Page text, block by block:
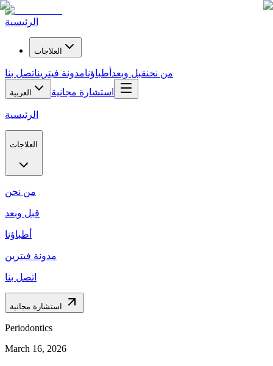
الرئيسية
العلاجات
من نحنقبل وبعد أطباؤنامدونة فيتريناتصل بنا
العربية استشارة مجانية
الرئيسية
العلاجات
من نحن
قبل وبعد
أطباؤنا
مدونة فيترين
اتصل بنا
استشارة مجانية
Periodontics
March 16, 2026